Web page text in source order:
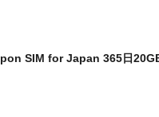
SIM for Japan 365日